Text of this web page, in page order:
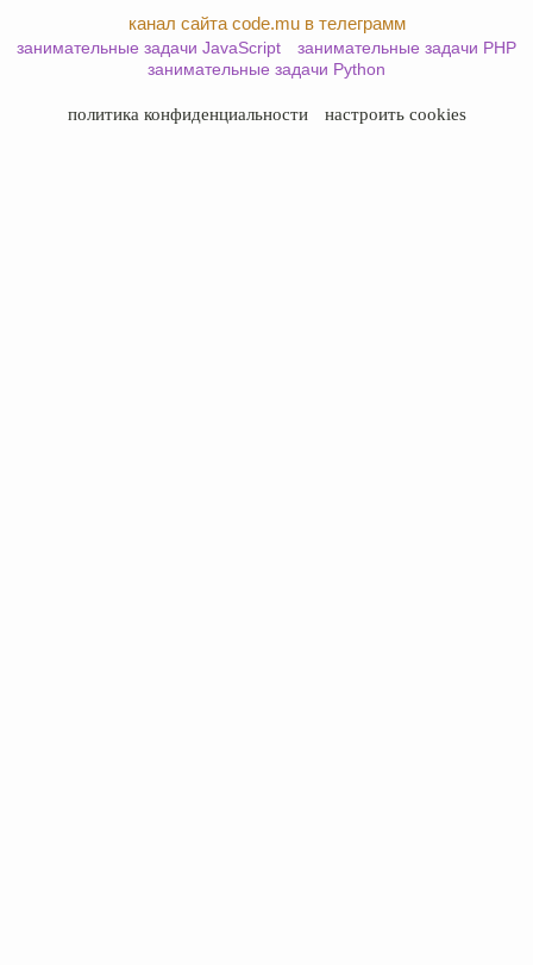
канал сайта code.mu в телеграмм
занимательные задачи JavaScript
занимательные задачи PHP
занимательные задачи Python
политика конфиденциальности настроить cookies